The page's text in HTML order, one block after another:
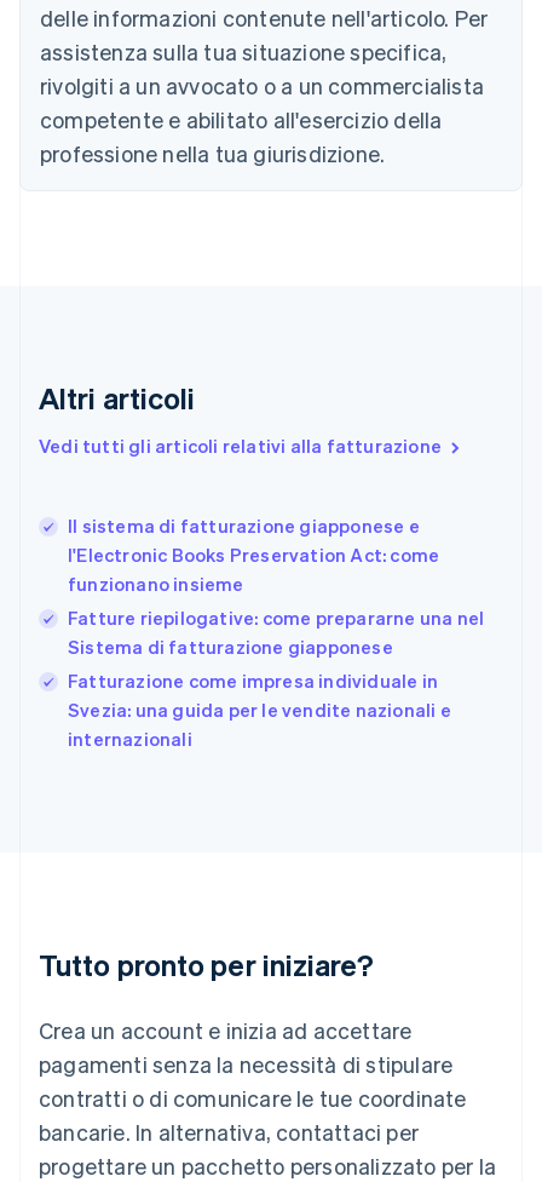
delle informazioni contenute nell'articolo. Per
assistenza sulla tua situazione specifica,
rivolgiti a un avvocato o a un commercialista
competente e abilitato all'esercizio della
professione nella tua giurisdizione.
Altri articoli
Vedi tutti gli articoli relativi alla fatturazione
Il sistema di fatturazione giapponese e
l'Electronic Books Preservation Act: come
funzionano insieme
Fatture riepilogative: come prepararne una nel
Sistema di fatturazione giapponese
Fatturazione come impresa individuale in
Svezia: una guida per le vendite nazionali e
internazionali
Tutto pronto per iniziare?
Crea un account e inizia ad accettare
pagamenti senza la necessità di stipulare
contratti o di comunicare le tue coordinate
bancarie. In alternativa, contattaci per
progettare un pacchetto personalizzato per la
Bulgaria
Canada
EnglishFrançais
Cina continentale
简体中文English
Cipro
Finlandia
Francia
DeutschEnglish
Giappone
日本語English
English
Grecia
English
India
Irlanda
English
FrançaisDeutschEnglish
English简体中文
Malta
English
Messico
Español English